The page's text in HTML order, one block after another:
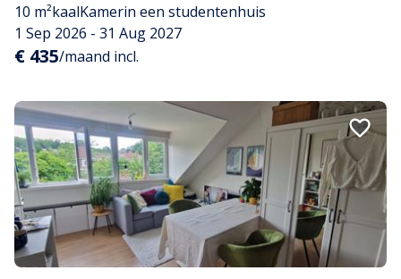
10 m²kaalKamerin een studentenhuis
1 Sep 2026 - 31 Aug 2027
€ 435/maand incl.